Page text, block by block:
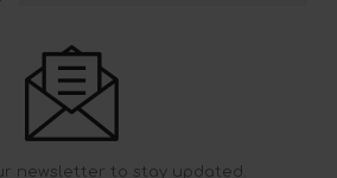
newsletter to stay updated.